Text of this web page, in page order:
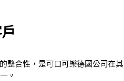
的整合性，是可口可樂德國公司在其
。